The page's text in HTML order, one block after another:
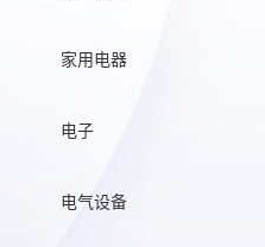
家用电器
电子
电气设备